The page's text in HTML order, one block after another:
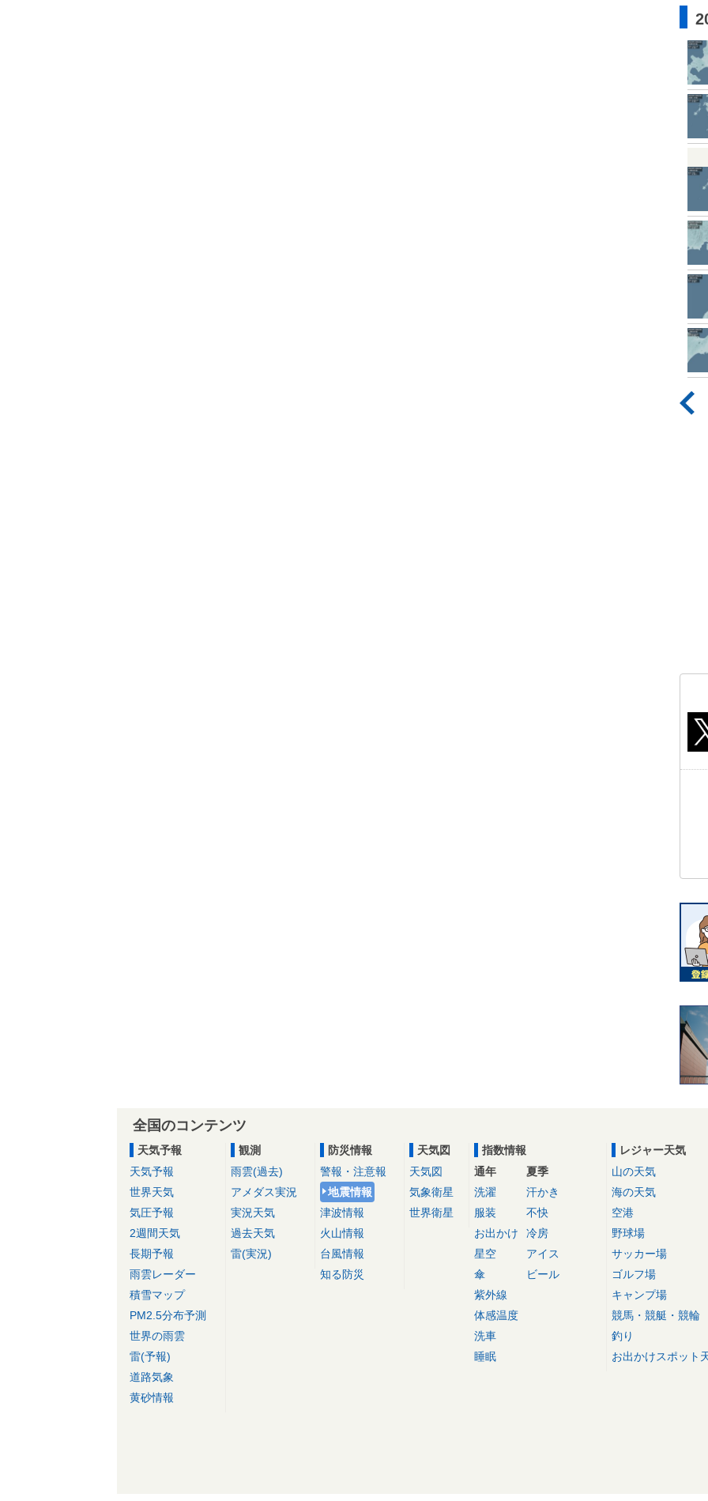
全国のコンテンツ
天気予報
天気予報
世界天気
気圧予報
2週間天気
長期予報
雨雲レーダー
積雪マップ
PM2.5分布予測
世界の雨雲
雷(予報)
道路気象
黄砂情報
観測
雨雲(過去)
アメダス実況
実況天気
過去天気
雷(実況)
防災情報
警報・注意報
地震情報
津波情報
火山情報
台風情報
知る防災
天気図
天気図
気象衛星
世界衛星
指数情報
通年
洗濯
服装
お出かけ
星空
傘
紫外線
体感温度
洗車
睡眠
夏季
汗かき
不快
冷房
アイス
ビール
レジャー天気
山の天気
海の天気
空港
野球場
サッカー場
ゴルフ場
キャンプ場
競馬・競艇・競輪
釣り
お出かけスポット